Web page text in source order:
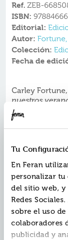
Tu
En Feran
personalizar tu
del sitio web, y
Redes
sobre el uso
colaboradores
publicidad y
Ref. ZEB-
ISBN:
Editorial:
Autor:
Colección:
Fecha de
Carley
nuestros
nuestros años
paradisíaca.
Dos mejores
El día de su
allí para
con el tiempo.
Por eso, todo
boda. Lo que
abandone
una nota.
Destrozada,
cuando